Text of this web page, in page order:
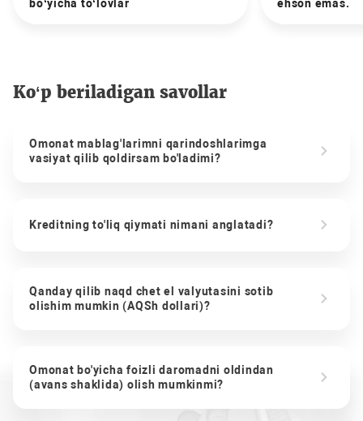
bo‘yicha to‘lovlar
ehson emas.
Ko‘p beriladigan savollar
Omonat mablag'larimni qarindoshlarimga
vasiyat qilib qoldirsam bo'ladimi?
Kreditning to'liq qiymati nimani anglatadi?
Qanday qilib naqd chet el valyutasini sotib
olishim mumkin (AQSh dollari)?
Omonat bo'yicha foizli daromadni oldindan
(avans shaklida) olish mumkinmi?